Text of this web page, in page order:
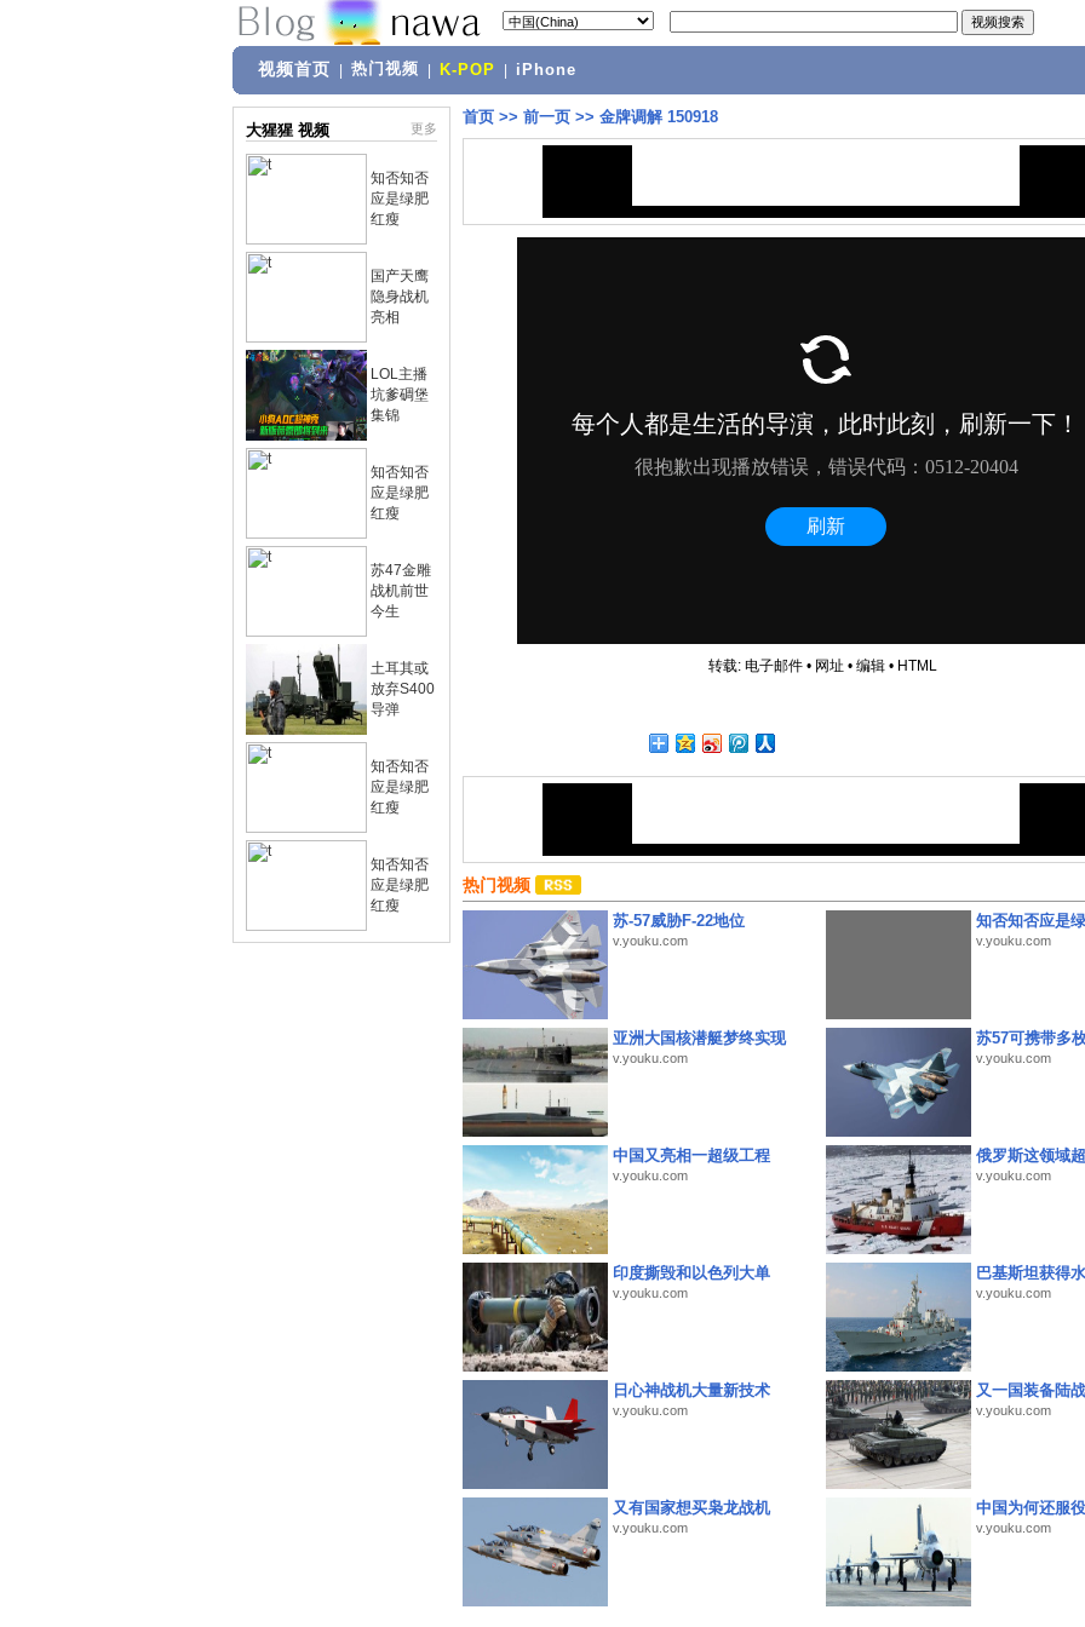
视频首页 热门视频 K-POP iPhone
大猩猩 视频 更多
知否知否
应是绿肥
红瘦
国产天鹰
隐身战机
亮相
LOL主播
坑爹碉堡
集锦
知否知否
应是绿肥
红瘦
苏47金雕
战机前世
今生
土耳其或
放弃S400
导弹
知否知否
应是绿肥
红瘦
知否知否
应是绿肥
红瘦
首页 >> 前一页 >> 金牌调解 150918
转载: 电子邮件• 网址 • 编辑• HTML
热门视频
苏-57威胁F-22地位
v.youku.com
知否知否应是
v.youku.com
亚洲大国核潜艇梦终实现
v.youku.com
苏57可携带多
v.youku.com
中国又亮相一超级工程
v.youku.com
俄罗斯这领域
v.youku.com
印度撕毁和以色列大单
v.youku.com
巴基斯坦获得
v.youku.com
日心神战机大量新技术
v.youku.com
又一国装备陆
v.youku.com
又有国家想买枭龙战机
v.youku.com
中国为何还服
v.youku.com